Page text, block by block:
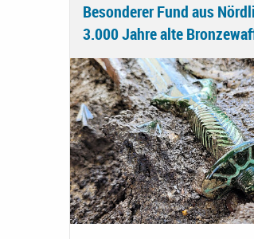
Besonderer Fund aus
3.000 Jahre alte